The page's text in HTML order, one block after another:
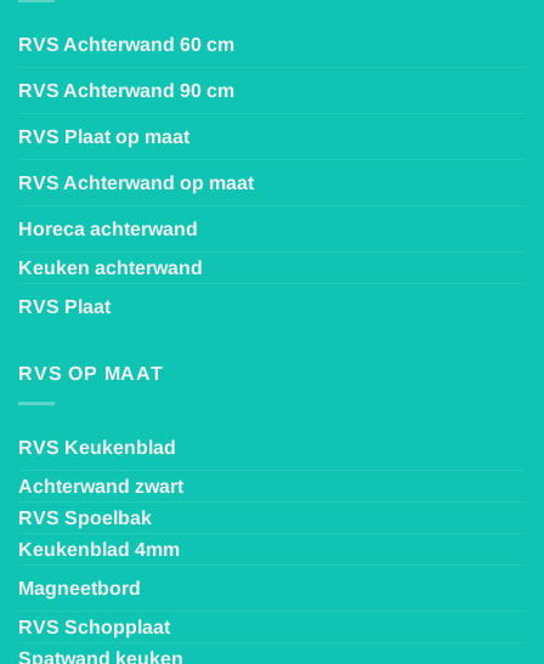
RVS Achterwand 60 cm
RVS Achterwand 90 cm
RVS Plaat op maat
RVS Achterwand op maat
Horeca achterwand
Keuken achterwand
RVS Plaat
RVS OP MAAT
RVS Keukenblad
Achterwand zwart
RVS Spoelbak
Keukenblad 4mm
Magneetbord
RVS Schopplaat
Spatwand keuken